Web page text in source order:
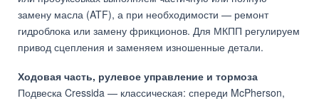
замену масла (ATF), а при необходимости — ремонт
гидроблока или замену фрикционов. Для МКПП регулируем
привод сцепления и заменяем изношенные детали.
Ходовая часть, рулевое управление и тормоза
Подвеска Cressida — классическая: спереди McPherson,